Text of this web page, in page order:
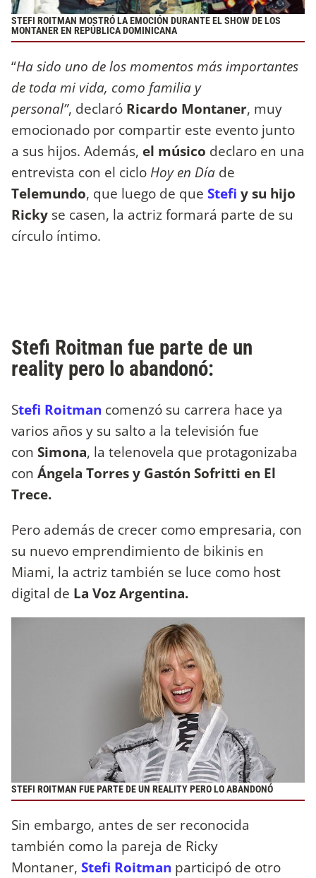
STEFI ROITMAN MOSTRÓ LA EMOCIÓN DURANTE EL SHOW DE LOS
MONTANER EN REPÚBLICA DOMINICANA
“Ha sido uno de los momentos más importantes
de toda mi vida, como familia y
personal”, declaró Ricardo Montaner, muy
emocionado por compartir este evento junto
a sus hijos. Además, el músico declaro en una
entrevista con el ciclo Hoy en Día de
Telemundo, que luego de que Stefi y su hijo
Ricky se casen, la actriz formará parte de su
círculo íntimo.
Stefi Roitman fue parte de un
reality pero lo abandonó:
Stefi Roitman comenzó su carrera hace ya
varios años y su salto a la televisión fue
con Simona, la telenovela que protagonizaba
con Ángela Torres y Gastón Sofritti en El
Trece.
Pero además de crecer como empresaria, con
su nuevo emprendimiento de bikinis en
Miami, la actriz también se luce como host
digital de La Voz Argentina.
STEFI ROITMAN FUE PARTE DE UN REALITY PERO LO ABANDONÓ
Sin embargo, antes de ser reconocida
también como la pareja de Ricky
Montaner, Stefi Roitman participó de otro